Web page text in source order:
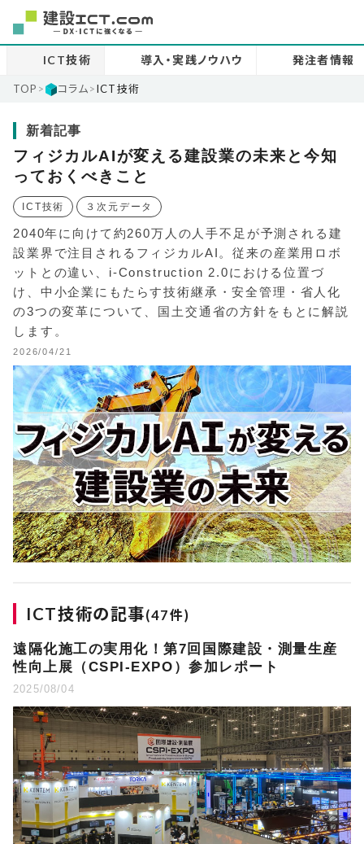
ICT技術 導入・実践ノウハウ 発注者情報
TOP > コラム>ICT技術
新着記事
フィジカルAIが変える建設業の未来と今知
っておくべきこと
ICT技術 ３次元データ
2040年に向けて約260万人の人手不足が予測される建
設業界で注目されるフィジカルAI。従来の産業用ロボ
ットとの違い、i-Construction 2.0における位置づ
け、中小企業にもたらす技術継承・安全管理・省人化
の3つの変革について、国土交通省の方針をもとに解説
します。
2026/04/21
ICT技術の記事(47件)
遠隔化施工の実用化！第7回国際建設・測量生産
性向上展（CSPI-EXPO）参加レポート
2025/08/04